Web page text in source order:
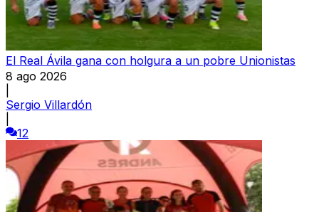
El Real Ávila gana con holgura a un pobre Unionistas
8 ago 2026
Sergio Villardón
12